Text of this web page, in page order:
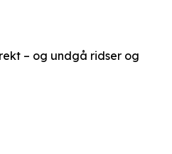
– og undgå ridser og